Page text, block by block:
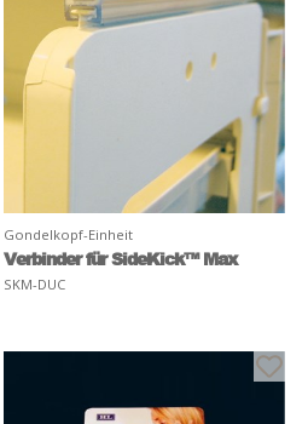
Gondelkopf-Einheit
Verbinder für SideKick™ Max
SKM-DUC